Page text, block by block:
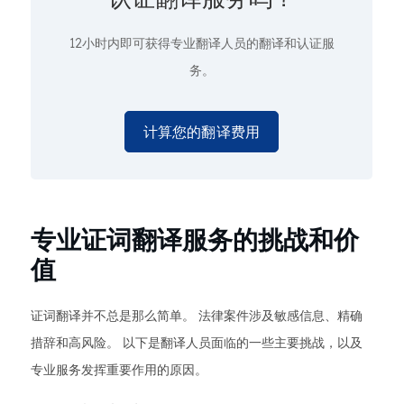
12小时内即可获得专业翻译人员的翻译和认证服
务。
计算您的翻译费用
专业证词翻译服务的挑战和价
值
证词翻译并不总是那么简单。 法律案件涉及敏感信息、精确
措辞和高风险。 以下是翻译人员面临的一些主要挑战，以及
专业服务发挥重要作用的原因。